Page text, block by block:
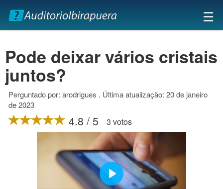
×
☰
Pode deixar vários cristais
juntos?
Perguntado por: arodrigues . Última atualização: 20 de janeiro
de 2023
4.8 / 5 3 votos
Play